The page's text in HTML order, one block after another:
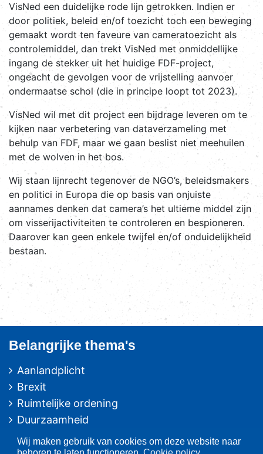
Wij maken gebruik van cookies om deze website naar
VisNed een duidelijke rode lijn getrokken. Indien er
door politiek, beleid en/of toezicht toch een beweging
gemaakt wordt ten faveure van cameratoezicht als
controlemiddel, dan trekt VisNed met onmiddellijke
ingang de stekker uit het huidige FDF-project,
ongeacht de gevolgen voor de vrijstelling aanvoer
ondermaatse schol (die in principe loopt tot 2023).
VisNed wil met dit project een bijdrage leveren om te
kijken naar verbetering van dataverzameling met
behulp van FDF, maar we gaan beslist niet meehuilen
met de wolven in het bos.
Wij staan lijnrecht tegenover de NGO’s, beleidsmakers
en politici in Europa die op basis van onjuiste
aannames denken dat camera’s het ultieme middel zijn
om visserijactiviteiten te controleren en bespioneren.
Daarover kan geen enkele twijfel en/of onduidelijkheid
bestaan.
Belangrijke thema's
Aanlandplicht
Brexit
Ruimtelijke ordening
Duurzaamheid
Pulsvisserij